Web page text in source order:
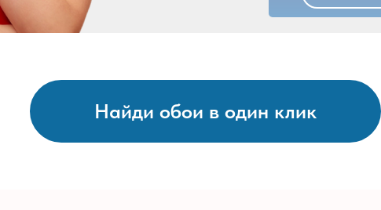
Найди обои в один клик